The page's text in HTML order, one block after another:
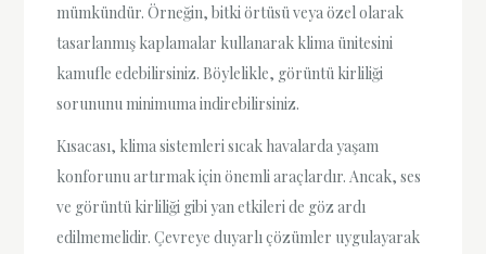
mümkündür. Örneğin, bitki örtüsü veya özel olarak
tasarlanmış kaplamalar kullanarak klima ünitesini
kamufle edebilirsiniz. Böylelikle, görüntü kirliliği
sorununu minimuma indirebilirsiniz.
Kısacası, klima sistemleri sıcak havalarda yaşam
konforunu artırmak için önemli araçlardır. Ancak, ses
ve görüntü kirliliği gibi yan etkileri de göz ardı
edilmemelidir. Çevreye duyarlı çözümler uygulayarak